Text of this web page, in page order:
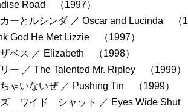
Road （1997）
ーとルシンダ ／ Oscar and Lucinda （
God He Met Lizzie （1997）
ベス ／ Elizabeth （1998）
ー ／ The Talented Mr. Ripley （1999）
ゃいないぜ ／ Pushing Tin （1999）
ズ ワイド シャット ／ Eyes Wide